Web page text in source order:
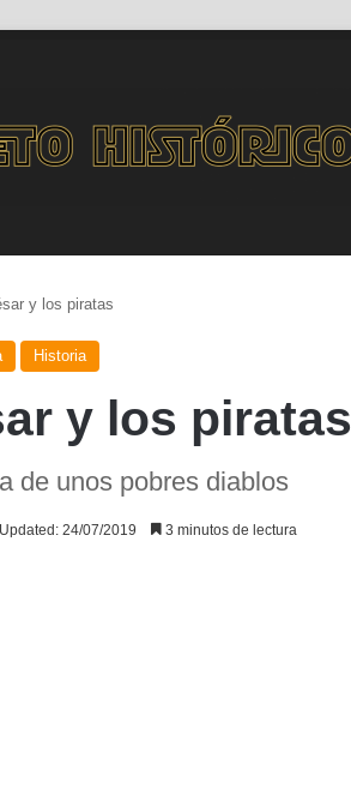
y los piratas
Historia
y los piratas
de unos pobres diablos
24/07/2019 3 minutos de lectura